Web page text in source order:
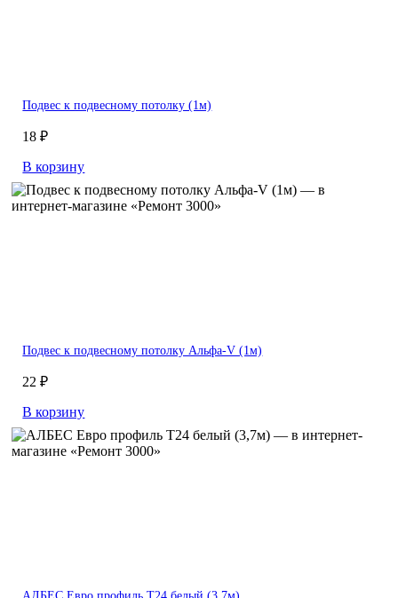
Подвес к подвесному потолку (1м)
18 ₽
В корзину
Подвес к подвесному потолку Альфа-V (1м)
22 ₽
В корзину